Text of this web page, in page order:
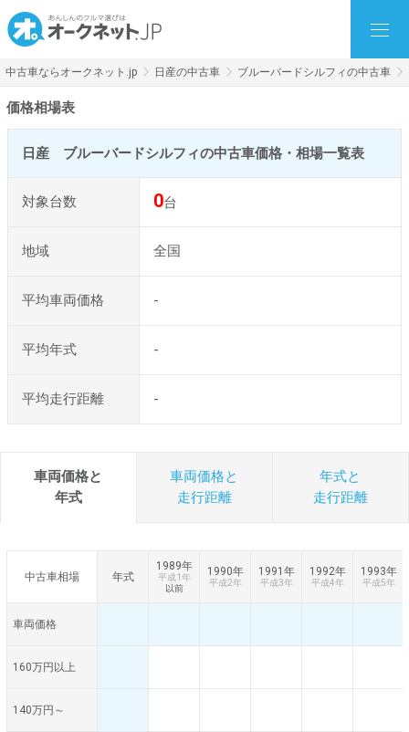
中古車ならオークネット.jp 日産の中古車 ブルーバードシルフィの中古車
価格相場表
日産 ブルーバードシルフィの中古車価格・相場一覧表
対象台数 0台
地域 全国
平均車両価格 -
平均年式 -
平均走行距離 -
車両価格と
年式
車両価格と
走行距離
年式と
走行距離
中古車相場 年式
1989年
平成1年
以前
1990年
平成2年
1991年
平成3年
1992年
平成4年
1993年
平成5年
車両価格
160万円以上
140万円～